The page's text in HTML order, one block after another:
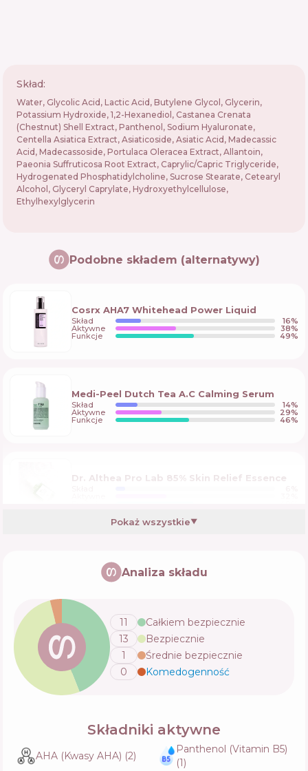
Skład:
Water, Glycolic Acid, Lactic Acid, Butylene Glycol, Glycerin,
Potassium Hydroxide, 1,2-Hexanediol, Castanea Crenata
(Chestnut) Shell Extract, Panthenol, Sodium Hyaluronate,
Centella Asiatica Extract, Asiaticoside, Asiatic Acid, Madecassic
Acid, Madecassoside, Portulaca Oleracea Extract, Allantoin,
Paeonia Suffruticosa Root Extract, Caprylic/Capric Triglyceride,
Hydrogenated Phosphatidylcholine, Sucrose Stearate, Cetearyl
Alcohol, Glyceryl Caprylate, Hydroxyethylcellulose,
Ethylhexylglycerin
Podobne składem (alternatywy)
Cosrx AHA7 Whitehead Power Liquid
Skład 16%
Aktywne 38%
Funkcje 49%
Medi-Peel Dutch Tea A.C Calming Serum
Skład 14%
Aktywne 29%
Funkcje 46%
Dr. Althea Pro Lab 85% Skin Relief Essence
Essence
Pokaż wszystkie▼
Analiza składu
11
Całkiem bezpiecznie
13
Bezpiecznie
1
Średnie bezpiecznie
0
Komedogenność
Składniki aktywne
AHA (Kwasy AHA) (2)
Panthenol (Vitamin B5)
(1)